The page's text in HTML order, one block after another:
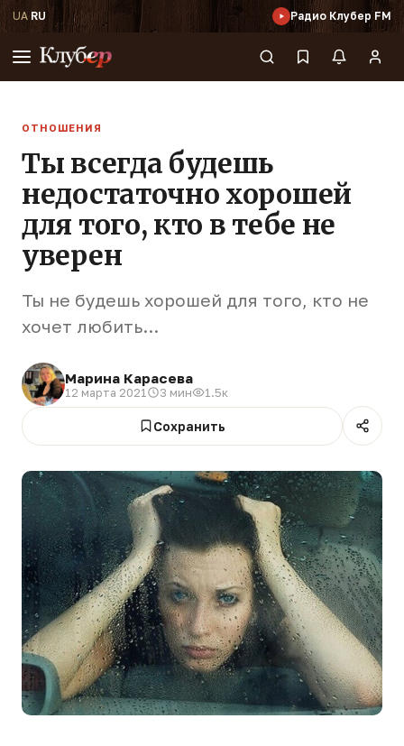
UA·RU Радио Клубер FM
ОТНОШЕНИЯ
Ты всегда будешь
недостаточно хорошей
для того, кто в тебе не
уверен
Ты не будешь хорошей для того, кто не
хочет любить...
Марина Карасева
12 марта 2021 3 мин 1.5к
Сохранить